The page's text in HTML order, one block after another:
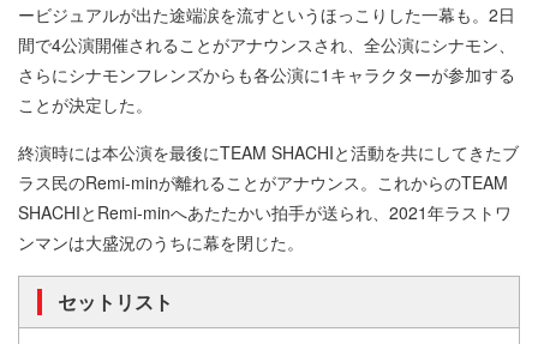
ービジュアルが出た途端涙を流すというほっこりした一幕も。2日
間で4公演開催されることがアナウンスされ、全公演にシナモン、
さらにシナモンフレンズからも各公演に1キャラクターが参加する
ことが決定した。
終演時には本公演を最後にTEAM SHACHIと活動を共にしてきたブ
ラス民のRemi-minが離れることがアナウンス。これからのTEAM
SHACHIとRemi-minへあたたかい拍手が送られ、2021年ラストワ
ンマンは大盛況のうちに幕を閉じた。
セットリスト